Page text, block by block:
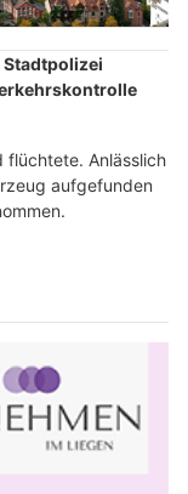
flüchtete. Anlässlich
aufgefunden